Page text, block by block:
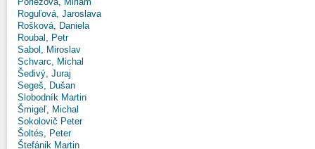
Roguľová, Jaroslava
Rošková, Daniela
Roubal, Petr
Sabol, Miroslav
Schvarc, Michal
Šedivý, Juraj
Segeš, Dušan
Slobodník Martin
Šmigeľ, Michal
Sokolovič Peter
Šoltés, Peter
Štefánik Martin